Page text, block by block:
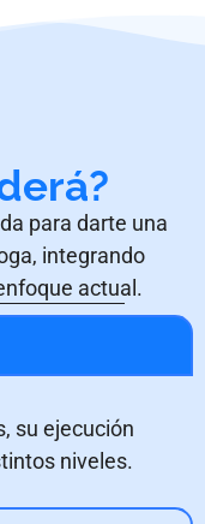
para darte una
integrando
actual.
su ejecución
niveles.